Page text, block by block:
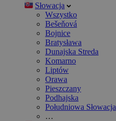
Słowacja
Wszystko
Bešeňová
Bojnice
Bratysława
Dunajska Streda
Komarno
Liptów
Orawa
Pieszczany
Podhajska
Południowa Słowacja
…